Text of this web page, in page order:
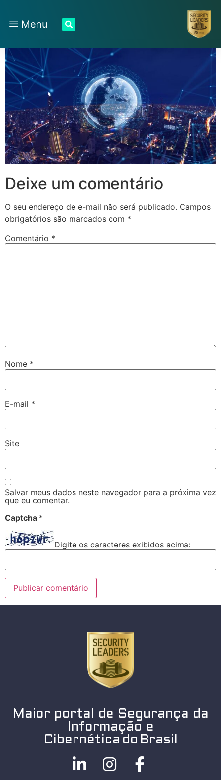
Menu
Deixe um comentário
O seu endereço de e-mail não será publicado. Campos
obrigatórios são marcados com *
Comentário *
Nome *
E-mail *
Site
Salvar meus dados neste navegador para a próxima vez
que eu comentar.
Captcha *
Digite os caracteres exibidos acima:
Maior portal de Segurança da
Informação e
Cibernética do Brasil